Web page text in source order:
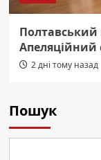
Полтавський
Апеляційний
2 дні тому назад
Пошук